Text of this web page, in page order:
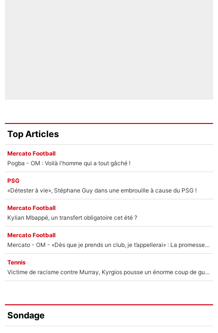
Top Articles
Mercato Football
Pogba - OM : Voilà l'homme qui a tout gâché !
PSG
«Détester à vie», Stéphane Guy dans une embrouille à cause du PSG !
Mercato Football
Kylian Mbappé, un transfert obligatoire cet été ?
Mercato Football
Mercato - OM - «Dès que je prends un club, je t’appellerai» : La promesse de Marcelino au moment de claquer la porte
Tennis
Victime de racisme contre Murray, Kyrgios pousse un énorme coup de gueule !
Sondage